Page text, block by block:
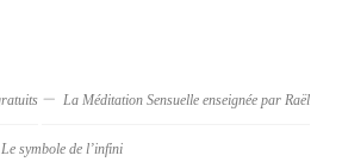
La Méditation Sensuelle enseignée par Raël
Le symbole de l’infini